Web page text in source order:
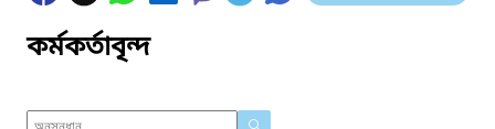
কর্মকর্তাবৃন্দ